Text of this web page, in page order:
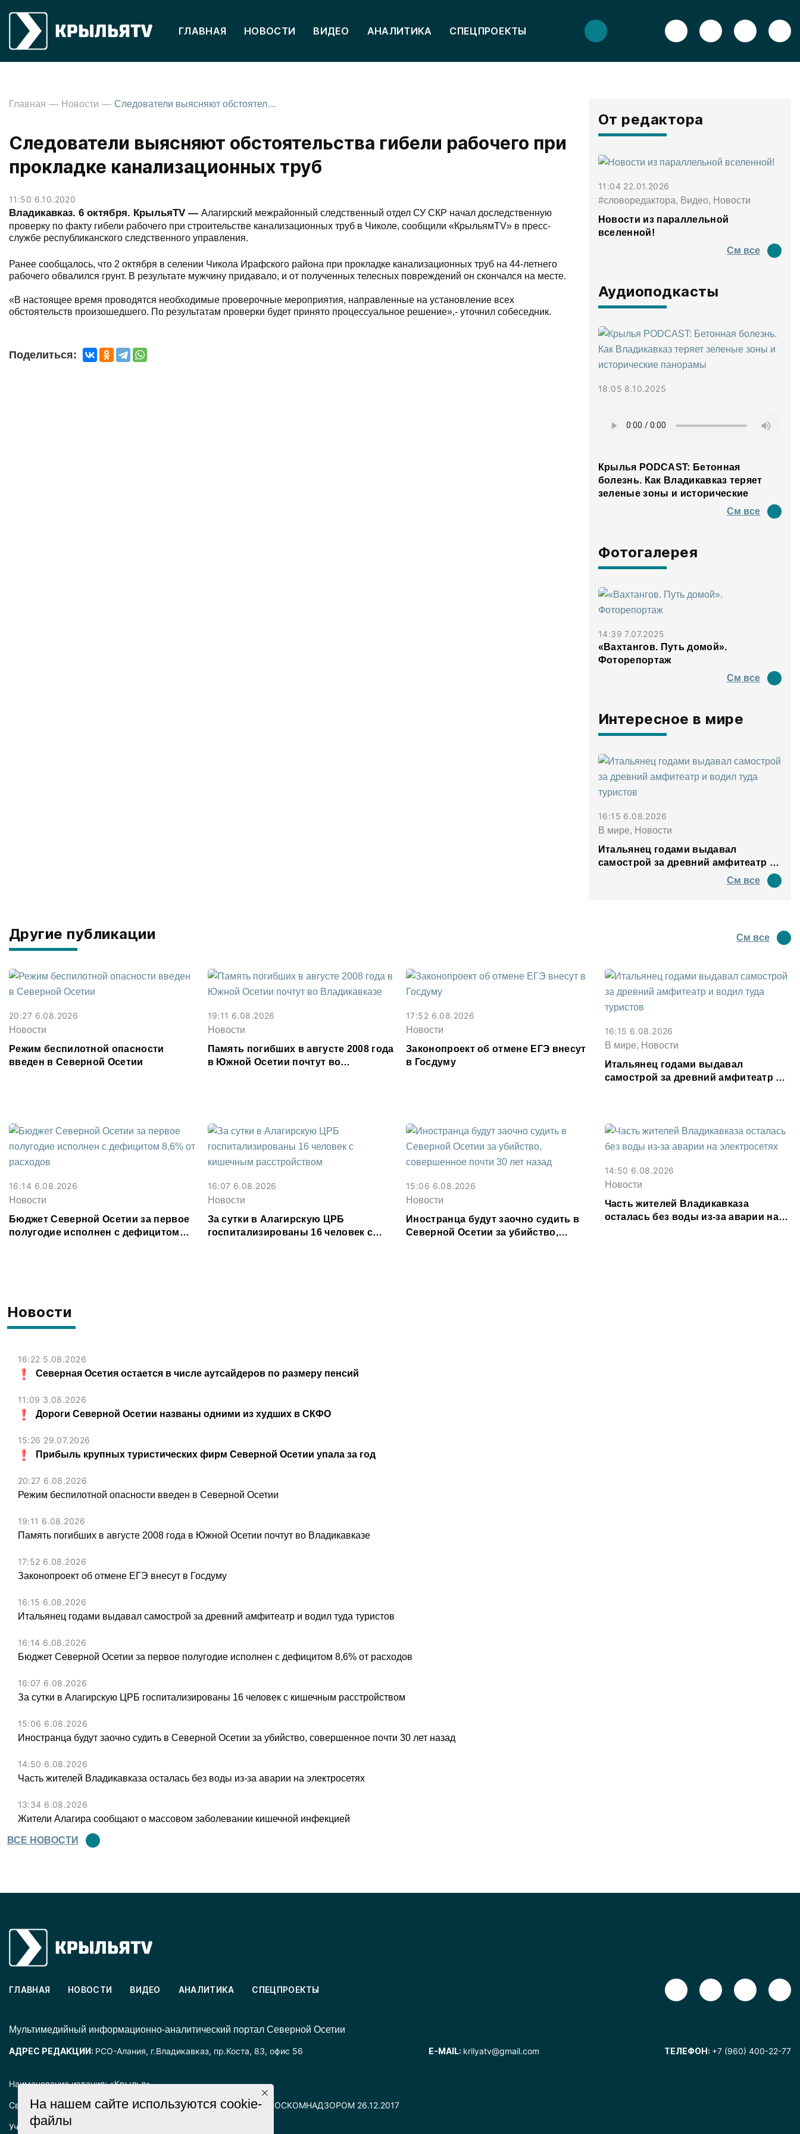
ГЛАВНАЯ НОВОСТИ ВИДЕО АНАЛИТИКА СПЕЦПРОЕКТЫ
Новости
16:22 5.08.2026
Северная Осетия остается в числе аутсайдеров по размеру пенсий
11:09 3.08.2026
Дороги Северной Осетии названы одними из худших в СКФО
15:26 29.07.2026
Прибыль крупных туристических фирм Северной Осетии упала за год
20:27 6.08.2026
Режим беспилотной опасности введен в Северной Осетии
19:11 6.08.2026
Память погибших в августе 2008 года в Южной Осетии почтут во Владикавказе
17:52 6.08.2026
Законопроект об отмене ЕГЭ внесут в Госдуму
16:15 6.08.2026
Итальянец годами выдавал самострой за древний амфитеатр и водил туда туристов
16:14 6.08.2026
Бюджет Северной Осетии за первое полугодие исполнен с дефицитом 8,6% от расходов
16:07 6.08.2026
За сутки в Алагирскую ЦРБ госпитализированы 16 человек с кишечным расстройством
15:06 6.08.2026
Иностранца будут заочно судить в Северной Осетии за убийство, совершенное почти 30 лет назад
14:50 6.08.2026
Часть жителей Владикавказа осталась без воды из-за аварии на электросетях
13:34 6.08.2026
Жители Алагира сообщают о массовом заболевании кишечной инфекцией
ВСЕ НОВОСТИ
Главная Новости Следователи выясняют обстоятельства гибели рабочего при прокладке канализационных труб
Следователи выясняют обстоятельства гибели рабочего при
прокладке канализационных труб
11:50 6.10.2020
Владикавказ. 6 октября. КрыльяTV — Алагирский межрайонный следственный отдел СУ СКР начал доследственную
проверку по факту гибели рабочего при строительстве канализационных труб в Чиколе, сообщили «КрыльямTV» в пресс-
службе республиканского следственного управления.
Ранее сообщалось, что 2 октября в селении Чикола Ирафского района при прокладке канализационных труб на 44-летнего
рабочего обвалился грунт. В результате мужчину придавало, и от полученных телесных повреждений он скончался на месте.
«В настоящее время проводятся необходимые проверочные мероприятия, направленные на установление всех
обстоятельств произошедшего. По результатам проверки будет принято процессуальное решение»,- уточнил собеседник.
Поделиться:
От редактора
11:04 22.01.2026
#словоредактора, Видео, Новости
Новости из параллельной
вселенной!
См все
Аудиоподкасты
18:05 8.10.2025
Крылья PODCAST: Бетонная
болезнь. Как Владикавказ теряет
зеленые зоны и исторические
См все
Фотогалерея
14:39 7.07.2025
«Вахтангов. Путь домой».
Фоторепортаж
См все
Интересное в мире
16:15 6.08.2026
В мире, Новости
Итальянец годами выдавал
самострой за древний амфитеатр и
См все
Другие публикации См все
20:27 6.08.2026
Новости
Режим беспилотной опасности
введен в Северной Осетии
19:11 6.08.2026
Новости
Память погибших в августе 2008 года
в Южной Осетии почтут во
17:52 6.08.2026
Новости
Законопроект об отмене ЕГЭ внесут
в Госдуму
16:15 6.08.2026
В мире, Новости
Итальянец годами выдавал
самострой за древний амфитеатр и
16:14 6.08.2026
Новости
Бюджет Северной Осетии за первое
полугодие исполнен с дефицитом
16:07 6.08.2026
Новости
За сутки в Алагирскую ЦРБ
госпитализированы 16 человек с
15:06 6.08.2026
Новости
Иностранца будут заочно судить в
Северной Осетии за убийство,
14:50 6.08.2026
Новости
Часть жителей Владикавказа
осталась без воды из-за аварии на
Наименование издания: «Крылья».
Свидетельство о регистрации СМИ ЭЛ № ФС77-72025 выдано РОСКОМНАДЗОРОМ 26.12.2017
Учредитель: ООО «Крылья».
ГЛАВНАЯ НОВОСТИ ВИДЕО АНАЛИТИКА СПЕЦПРОЕКТЫ
Mультимедийный информационно-аналитический портал Северной Осетии
АДРЕС РЕДАКЦИИ: РСО-Алания, г.Владикавказ, пр.Коста, 83, офис 56 E-MAIL: krilyatv@gmail.com ТЕЛЕФОН: +7 (960) 400-22-77
На нашем сайте используются cookie-
файлы